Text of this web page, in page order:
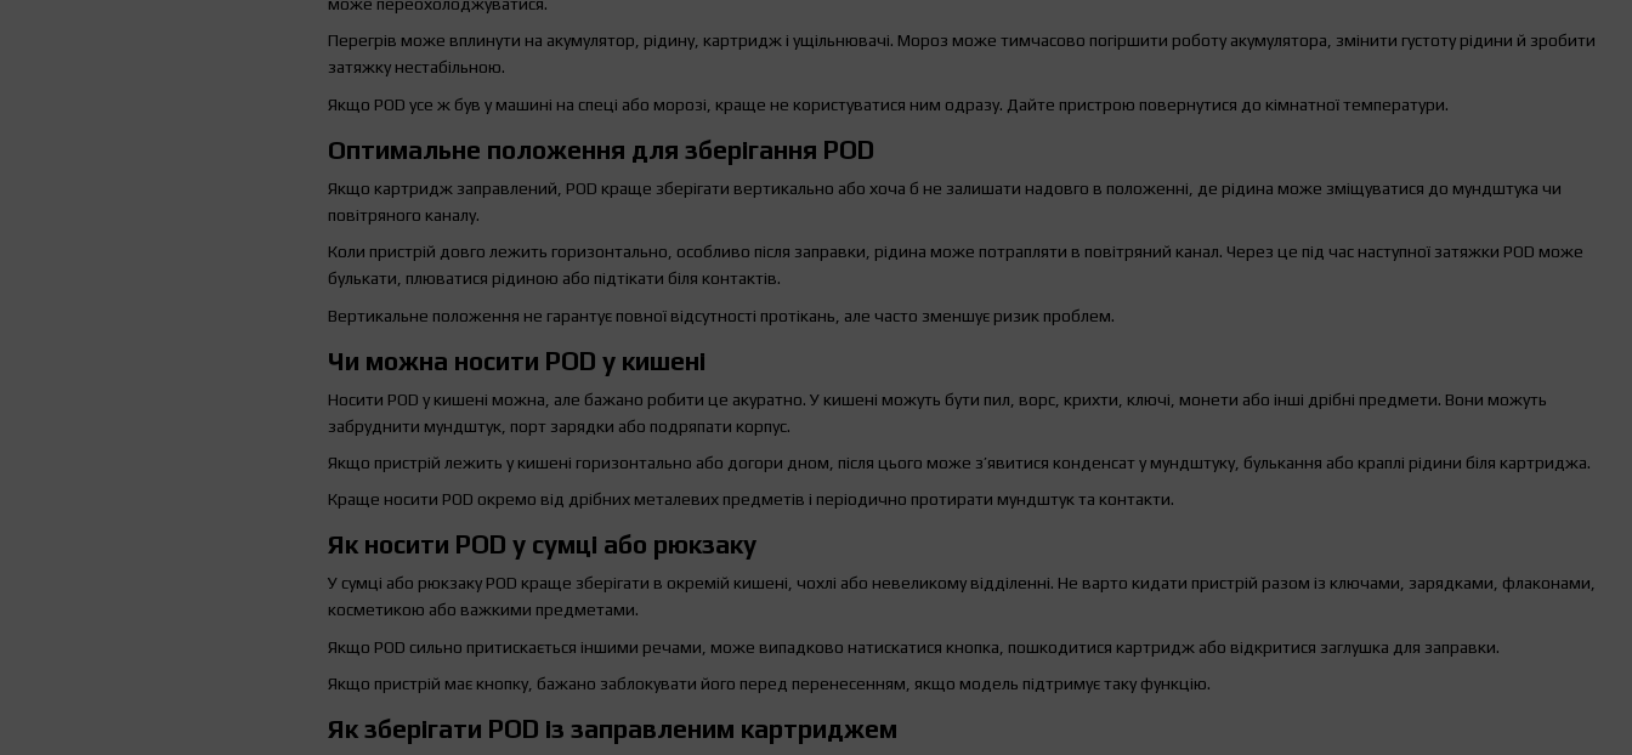
Перегрів може вплинути на акумулятор, рідину, картридж і ущільнювачі. Мороз може тимчасово погіршити роботу акумулятора, змінити густоту рідини й зробити
затяжку нестабільною.
Якщо POD усе ж був у машині на спеці або морозі, краще не користуватися ним одразу. Дайте пристрою повернутися до кімнатної температури.
Оптимальне положення для зберігання POD
Якщо картридж заправлений, POD краще зберігати вертикально або хоча б не залишати надовго в положенні, де рідина може зміщуватися до мундштука чи
повітряного каналу.
Коли пристрій довго лежить горизонтально, особливо після заправки, рідина може потрапляти в повітряний канал. Через це під час наступної затяжки POD може
булькати, плюватися рідиною або підтікати біля контактів.
Вертикальне положення не гарантує повної відсутності протікань, але часто зменшує ризик проблем.
Чи можна носити POD у кишені
Носити POD у кишені можна, але бажано робити це акуратно. У кишені можуть бути пил, ворс, крихти, ключі, монети або інші дрібні предмети. Вони можуть
забруднити мундштук, порт зарядки або подряпати корпус.
Якщо пристрій лежить у кишені горизонтально або догори дном, після цього може з’явитися конденсат у мундштуку, булькання або краплі рідини біля картриджа.
Краще носити POD окремо від дрібних металевих предметів і періодично протирати мундштук та контакти.
Як носити POD у сумці або рюкзаку
У сумці або рюкзаку POD краще зберігати в окремій кишені, чохлі або невеликому відділенні. Не варто кидати пристрій разом із ключами, зарядками, флаконами,
косметикою або важкими предметами.
Якщо POD сильно притискається іншими речами, може випадково натискатися кнопка, пошкодитися картридж або відкритися заглушка для заправки.
Якщо пристрій має кнопку, бажано заблокувати його перед перенесенням, якщо модель підтримує таку функцію.
Як зберігати POD із заправленим картриджем